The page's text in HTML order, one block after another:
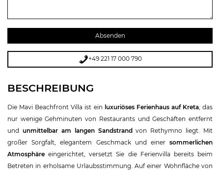
+49 221 17 000 790
BESCHREIBUNG
Die Mavi Beachfront Villa ist ein luxuriöses Ferienhaus auf Kreta, das
nur wenige Gehminuten von Restaurants und Geschäften entfernt
und unmittelbar am langen Sandstrandvon Rethymno liegt. Mit
großer Sorgfalt, elegantem Geschmack und einer sommerlichen
Atmosphäre eingerichtet, versetzt Sie die Ferienvilla bereits beim
Betreten in erholsame Urlaubsstimmung. Auf einer Wohnfläche von